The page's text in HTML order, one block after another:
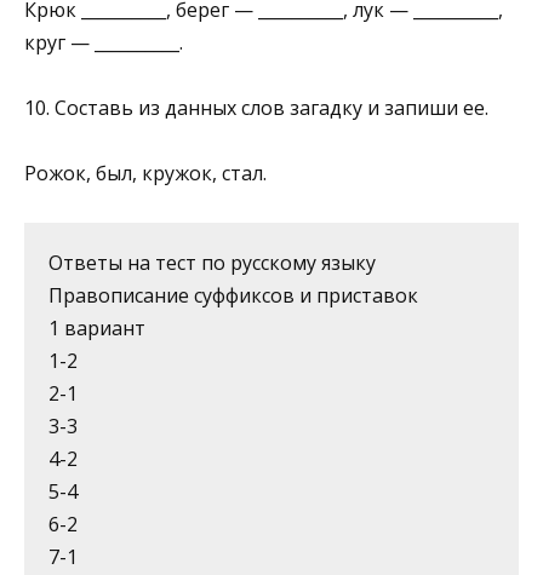
Крюк __________, берег — __________, лук — __________,
круг — __________.
10. Составь из данных слов загадку и запиши ее.
Рожок, был, кружок, стал.
Ответы на тест по русскому языку
Правописание суффиксов и приставок
1 вариант
1-2
2-1
3-3
4-2
5-4
6-2
7-1